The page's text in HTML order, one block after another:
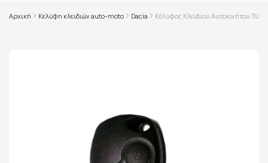
Αρχική Κελύφη κλειδιών auto-moto Dacia Κέλυφος Κλειδιού Αυτοκινήτου